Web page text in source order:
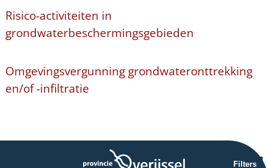
Risico-activiteiten in
grondwaterbeschermingsgebieden
Omgevingsvergunning grondwateronttrekking
en/of -infiltratie
Filters